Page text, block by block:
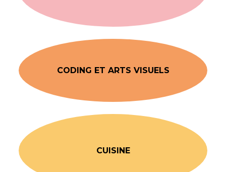
CODING ET ARTS VISUELS
CUISINE